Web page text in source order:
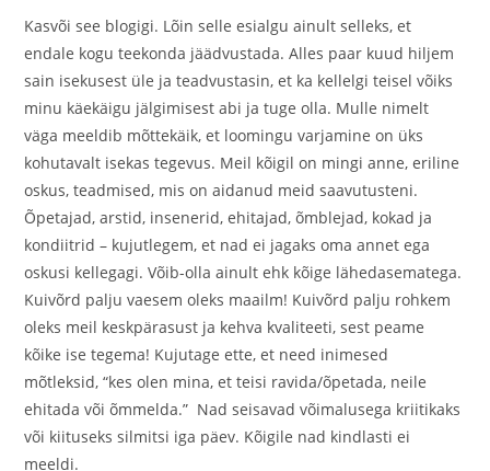
Kasvõi see blogigi. Lõin selle esialgu ainult selleks, et
endale kogu teekonda jäädvustada. Alles paar kuud hiljem
sain isekusest üle ja teadvustasin, et ka kellelgi teisel võiks
minu käekäigu jälgimisest abi ja tuge olla. Mulle nimelt
väga meeldib mõttekäik, et loomingu varjamine on üks
kohutavalt isekas tegevus. Meil kõigil on mingi anne, eriline
oskus, teadmised, mis on aidanud meid saavutusteni.
Õpetajad, arstid, insenerid, ehitajad, õmblejad, kokad ja
kondiitrid – kujutlegem, et nad ei jagaks oma annet ega
oskusi kellegagi. Võib-olla ainult ehk kõige lähedasematega.
Kuivõrd palju vaesem oleks maailm! Kuivõrd palju rohkem
oleks meil keskpärasust ja kehva kvaliteeti, sest peame
kõike ise tegema! Kujutage ette, et need inimesed
mõtleksid, “kes olen mina, et teisi ravida/õpetada, neile
ehitada või õmmelda.” Nad seisavad võimalusega kriitikaks
või kiituseks silmitsi iga päev. Kõigile nad kindlasti ei
meeldi.